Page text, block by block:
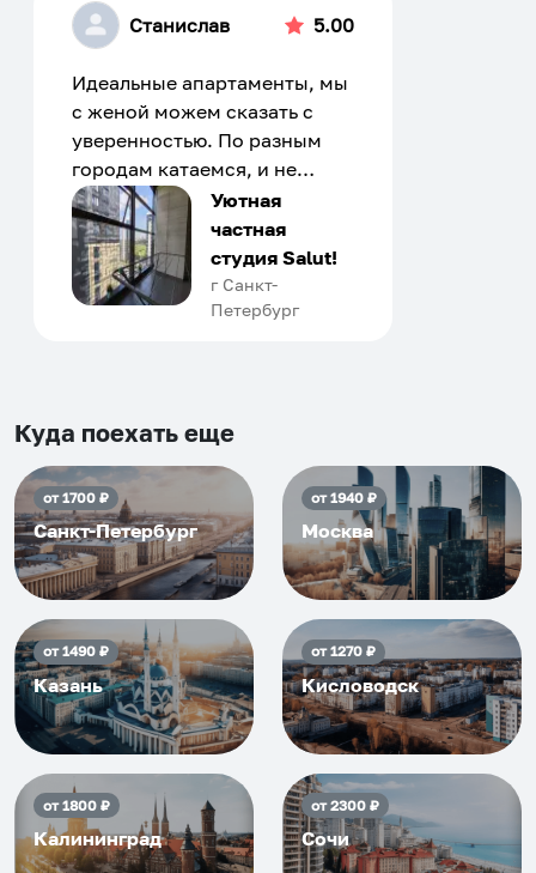
Станислав 5.00
Идеальные апартаменты, мы
с женой можем сказать с
уверенностью. По разным
городам катаемся, и не
только в России. Сервис на
отличном уровне. Хозяин
апартаментов доброй души
человек, всегда можно
договориться, подскажет
приезжать еще...
Уютная
частная
студия Salut!
г Санкт-
Петербург
Куда поехать еще
от1700₽
Санкт-Петербург
от1940₽
Москва
от1490₽
Казань
от1270₽
Кисловодск
от1800₽
Калининград
от2300₽
Сочи